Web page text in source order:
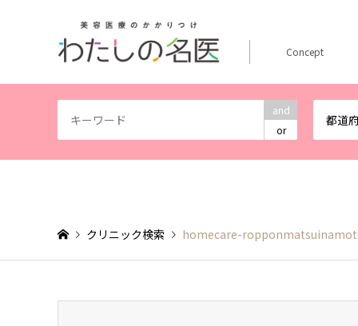
and
or
都道
Concept
クリニック検索 homecare-